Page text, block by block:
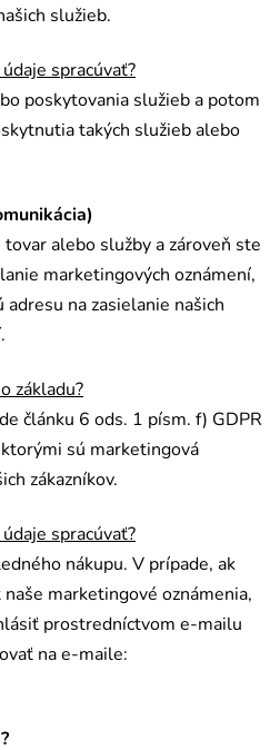
služieb.
spracúvať?
poskytovania služieb a potom
takých služieb alebo
alebo služby a zároveň ste
marketingových oznámení,
na zasielanie našich
základu?
článku 6 ods. 1 písm. f) GDPR
sú marketingová
zákazníkov.
spracúvať?
nákupu. V prípade, ak
marketingové oznámenia,
prostredníctvom e-mailu
na e-maile: